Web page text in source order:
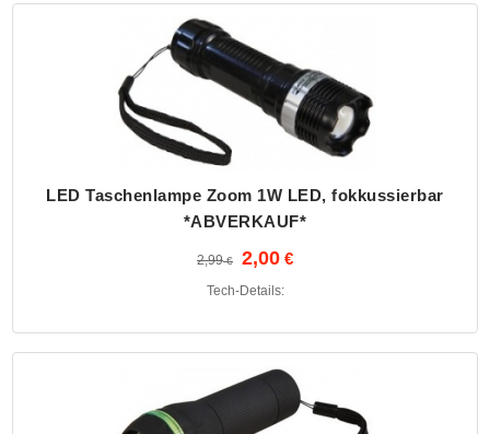
LED Taschenlampe Zoom 1W LED, fokkussierbar
*ABVERKAUF*
2,99 2,00
Tech-Details: